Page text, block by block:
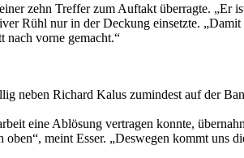
zehn Treffer zum Auftakt überragte. „Er
Rühl nur in der Deckung einsetzte.
vorne gemacht.“
Richard Kalus zumindest auf der
eine Ablösung vertragen konnte,
meint Esser. „Deswegen kommt uns